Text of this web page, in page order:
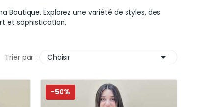
Explorez une variété de styles, des
et sophistication.
Trier par : Choisir 
-50%